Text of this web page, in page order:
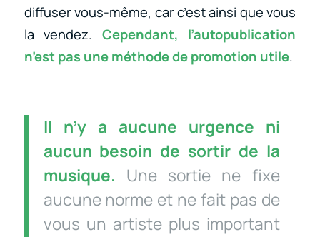
diffuser vous-même, car c’est ainsi que vous
la vendez. Cependant, l’autopublication
n’est pas une méthode de promotion utile.
Il n’y a aucune urgence ni
aucun besoin de sortir de la
musique. Une sortie ne fixe
aucune norme et ne fait pas de
vous un artiste plus important